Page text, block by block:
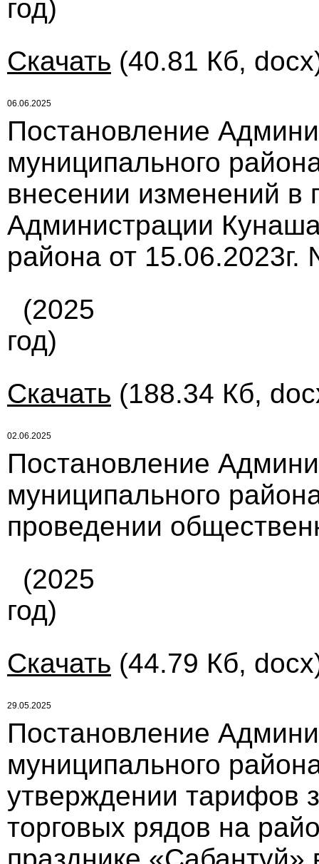
год)
Скачать (40.81 Кб,
06.06.2025
Постановление
муниципального
внесении изменений в
Администрации
района от
(2025
год)
Скачать (188.34 Кб,
02.06.2025
Постановление
муниципального
проведении
(2025
год)
Скачать (44.79 Кб,
29.05.2025
Постановление
муниципального
утверждении тарифов
торговых рядов на